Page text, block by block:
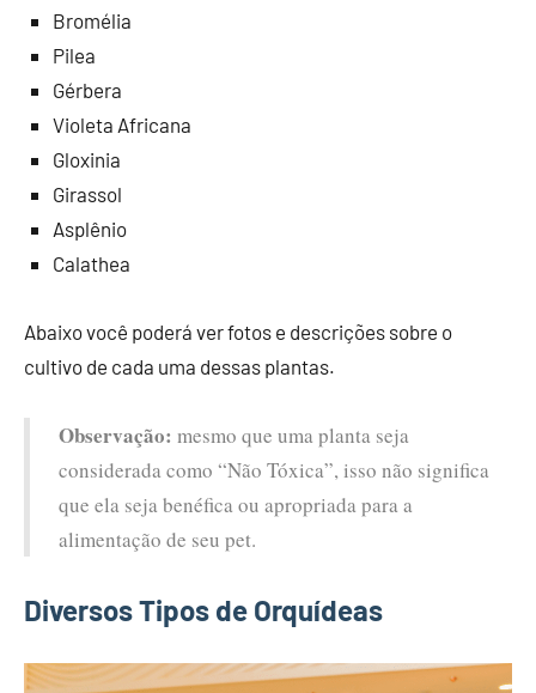
Bromélia
Pilea
Gérbera
Violeta Africana
Gloxinia
Girassol
Asplênio
Calathea
Abaixo você poderá ver fotos e descrições sobre o
cultivo de cada uma dessas plantas.
Observação: mesmo que uma planta seja
considerada como “Não Tóxica”, isso não significa
que ela seja benéfica ou apropriada para a
alimentação de seu pet.
Diversos Tipos de Orquídeas